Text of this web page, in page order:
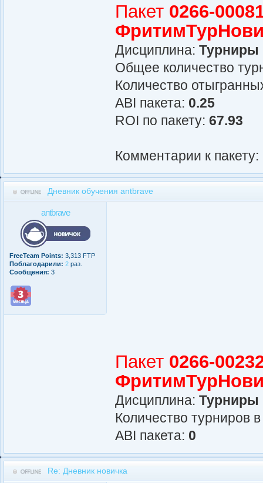
Пакет 0266-
Дисциплина: Турниры
Общее количество
Количество
АBI пакета: 0.25
ROI по пакету: 67.93
Комментарии к пакету:
Дневник обучения antbrave
antbrave
FreeTeam Points: 3,313 FTP
Поблагодарили: 2 раз.
Сообщения: 3
Пакет 0266-
Дисциплина: Турниры
Количество турниров
АBI пакета: 0
Re: Дневник новичка